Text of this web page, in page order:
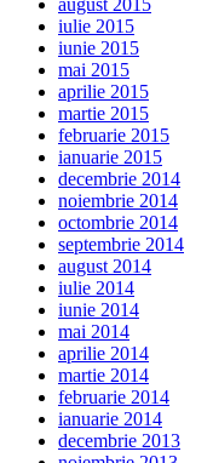
august 2015
iulie 2015
iunie 2015
mai 2015
aprilie 2015
martie 2015
februarie 2015
ianuarie 2015
decembrie 2014
noiembrie 2014
octombrie 2014
septembrie 2014
august 2014
iulie 2014
iunie 2014
mai 2014
aprilie 2014
martie 2014
februarie 2014
ianuarie 2014
decembrie 2013